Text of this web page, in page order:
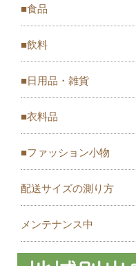
■食品
■飲料
■日用品・雑貨
■衣料品
■ファッション小物
配送サイズの測り方
メンテナンス中